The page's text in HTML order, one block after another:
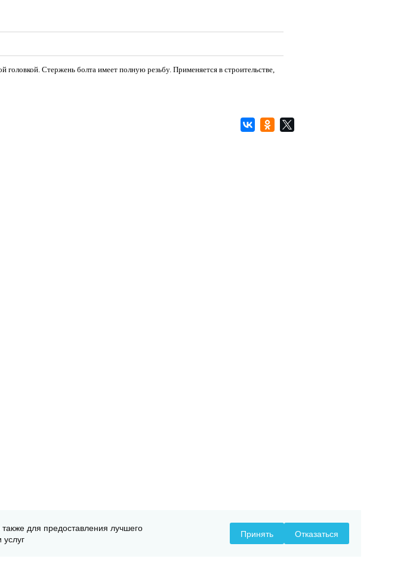
Стержень болта имеет полную резьбу. Применяется в строительстве,
для предоставления лучшего
Принять Отказаться